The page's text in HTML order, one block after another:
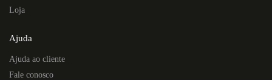
Loja
Ajuda
Ajuda ao cliente
Fale conosco